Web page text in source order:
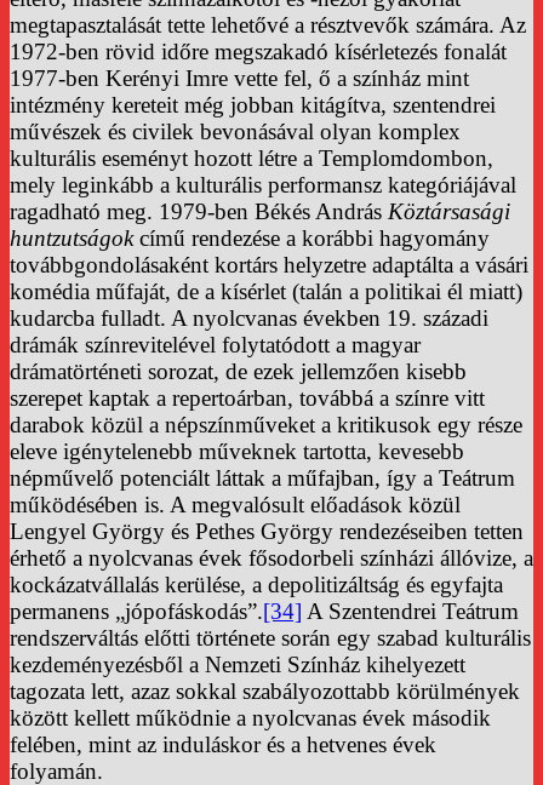
megtapasztalását tette lehetővé a résztvevők számára. Az
1972-ben rövid időre megszakadó kísérletezés fonalát
1977-ben Kerényi Imre vette fel, ő a színház mint
intézmény kereteit még jobban kitágítva, szentendrei
művészek és civilek bevonásával olyan komplex
kulturális eseményt hozott létre a Templomdombon,
mely leginkább a kulturális performansz kategóriájával
ragadható meg. 1979-ben Békés András Köztársasági
huntzutságokcímű rendezése a korábbi hagyomány
továbbgondolásaként kortárs helyzetre adaptálta a vásári
komédia műfaját, de a kísérlet (talán a politikai él miatt)
kudarcba fulladt. A nyolcvanas években 19. századi
drámák színrevitelével folytatódott a magyar
drámatörténeti sorozat, de ezek jellemzően kisebb
szerepet kaptak a repertoárban, továbbá a színre vitt
darabok közül a népszínműveket a kritikusok egy része
eleve igénytelenebb műveknek tartotta, kevesebb
népművelő potenciált láttak a műfajban, így a Teátrum
működésében is. A megvalósult előadások közül
Lengyel György és Pethes György rendezéseiben tetten
érhető a nyolcvanas évek fősodorbeli színházi állóvize, a
kockázatvállalás kerülése, a depolitizáltság és egyfajta
permanens „jópofáskodás”.[34] A Szentendrei Teátrum
rendszerváltás előtti története során egy szabad kulturális
kezdeményezésből a Nemzeti Színház kihelyezett
tagozata lett, azaz sokkal szabályozottabb körülmények
között kellett működnie a nyolcvanas évek második
felében, mint az induláskor és a hetvenes évek
folyamán.